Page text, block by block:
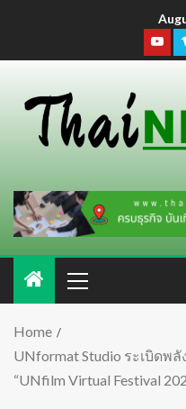
Home
UNformat Studio ระเบิดพ
“UNfilm Virtual Festival